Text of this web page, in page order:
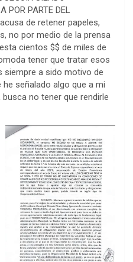
POR PARTE DEL
acusa de retener papeles,
no por medio de la prensa
cientos $$ de miles de
tener que tratar esos
siempre a sido motivo de
señalado algo que a mi
no tener que rendirle